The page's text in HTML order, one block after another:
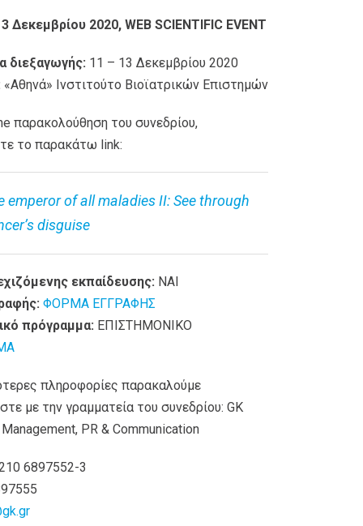
Δεκεμβρίου 2020, WEB SCIENTIFIC EVENT
διεξαγωγής: 11 – 13 Δεκεμβρίου 2020
«Αθηνά» Ινστιτούτο Βιοϊατρικών Επιστημών
παρακολούθηση του συνεδρίου,
το παρακάτω link:
emperor of all maladies II: See through
disguise
εκπαίδευσης: ΝΑΙ
ΦΟΡΜΑ ΕΓΓΡΑΦΗΣ
πρόγραμμα: ΕΠΙΣΤΗΜΟΝΙΚΟ
πληροφορίες παρακαλούμε
με την γραμματεία του συνεδρίου: GK
PR & Communication
6897552-3